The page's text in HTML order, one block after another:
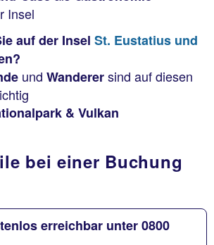
Insel
auf der Insel St. Eustatius und
und Wanderersind auf diesen
& Vulkan
bei einer Buchung
erreichbar unter 0800